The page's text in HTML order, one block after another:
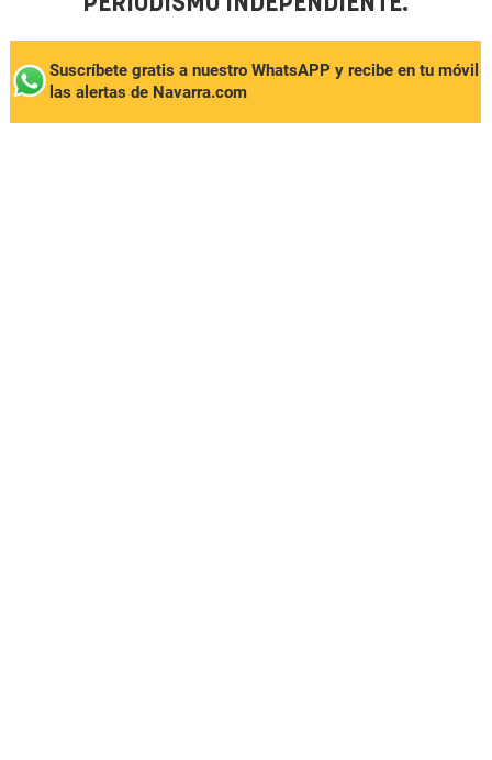
Suscríbete gratis a nuestro WhatsAPP y recibe en tu móvil
las alertas de Navarra.com